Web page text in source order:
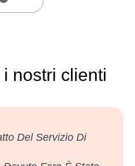
nostri clienti
Del Servizio Di